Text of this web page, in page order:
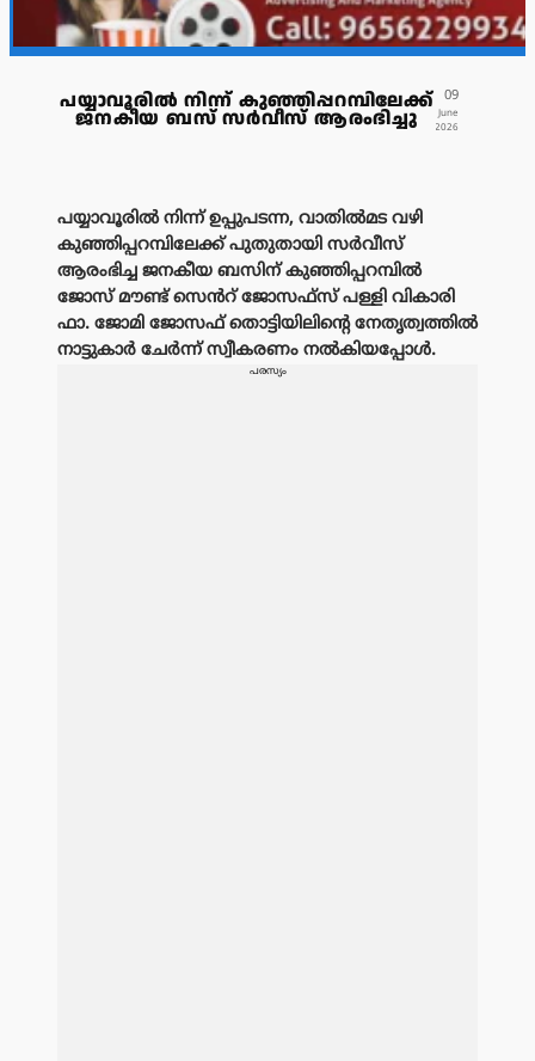
പയ്യാവൂരിൽ നിന്ന് കുഞ്ഞിപ്പറമ്പിലേക്ക്
ജനകീയ ബസ് സർവീസ് ആരംഭിച്ചു
09
June
2026
പയ്യാവൂരിൽ നിന്ന് ഉപ്പുപടന്ന, വാതിൽമട വഴി
കുഞ്ഞിപ്പറമ്പിലേക്ക് പുതുതായി സർവീസ്
ആരംഭിച്ച ജനകീയ ബസിന് കുഞ്ഞിപ്പറമ്പിൽ
ജോസ് മൗണ്ട് സെൻറ് ജോസഫ്സ് പള്ളി വികാരി
ഫാ. ജോമി ജോസഫ് തൊട്ടിയിലിൻ്റെ നേതൃത്വത്തിൽ
നാട്ടുകാർ ചേർന്ന് സ്വീകരണം നൽകിയപ്പോൾ.
പരസ്യം